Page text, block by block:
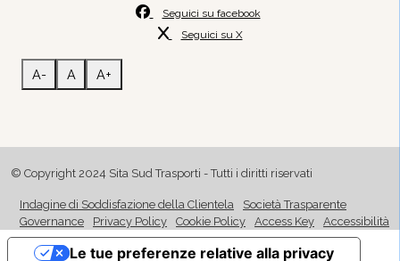
Seguici su facebook
Seguici su X
A- A A+
© Copyright 2024 Sita Sud Trasporti - Tutti i diritti riservati
Indagine di Soddisfazione della Clientela
Società Trasparente
Governance
Privacy Policy Cookie Policy Access Key Accessibilità
Le tue preferenze relative alla privacy